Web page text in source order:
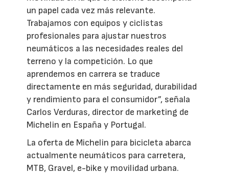
un papel cada vez más relevante.
Trabajamos con equipos y ciclistas
profesionales para ajustar nuestros
neumáticos a las necesidades reales del
terreno y la competición. Lo que
aprendemos en carrera se traduce
directamente en más seguridad, durabilidad
y rendimiento para el consumidor”, señala
Carlos Verduras, director de marketing de
Michelin en España y Portugal.
La oferta de Michelin para bicicleta abarca
actualmente neumáticos para carretera,
MTB, Gravel, e-bike y movilidad urbana.